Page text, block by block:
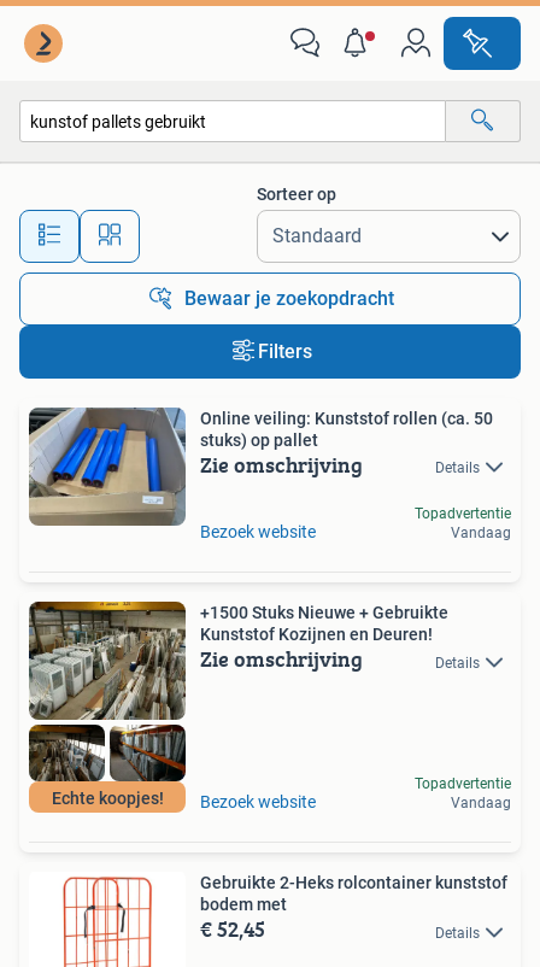
Alle afstanden…
Sorteer op
Bewaar je zoekopdracht
Filters
Online veiling: Kunststof rollen (ca. 50
stuks) op pallet
Zie omschrijving Details
Bezoek website
Topadvertentie
Vandaag
Echte koopjes!
+1500 Stuks Nieuwe + Gebruikte
Kunststof Kozijnen en Deuren!
Zie omschrijving Details
Bezoek website
Topadvertentie
Vandaag
Gebruikte 2-Heks rolcontainer kunststof
bodem met
€ 52,45 Details